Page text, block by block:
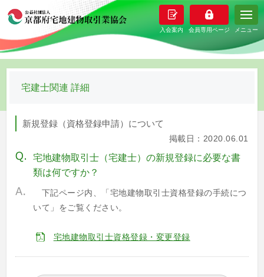
メニュー
宅建士関連 詳細
新規登録（資格登録申請）について
掲載日：2020.06.01
宅地建物取引士（宅建士）の新規登録に必要な書
類は何ですか？
下記ページ内、「宅地建物取引士資格登録の手続につ
いて」をご覧ください。
宅地建物取引士資格登録・変更登録